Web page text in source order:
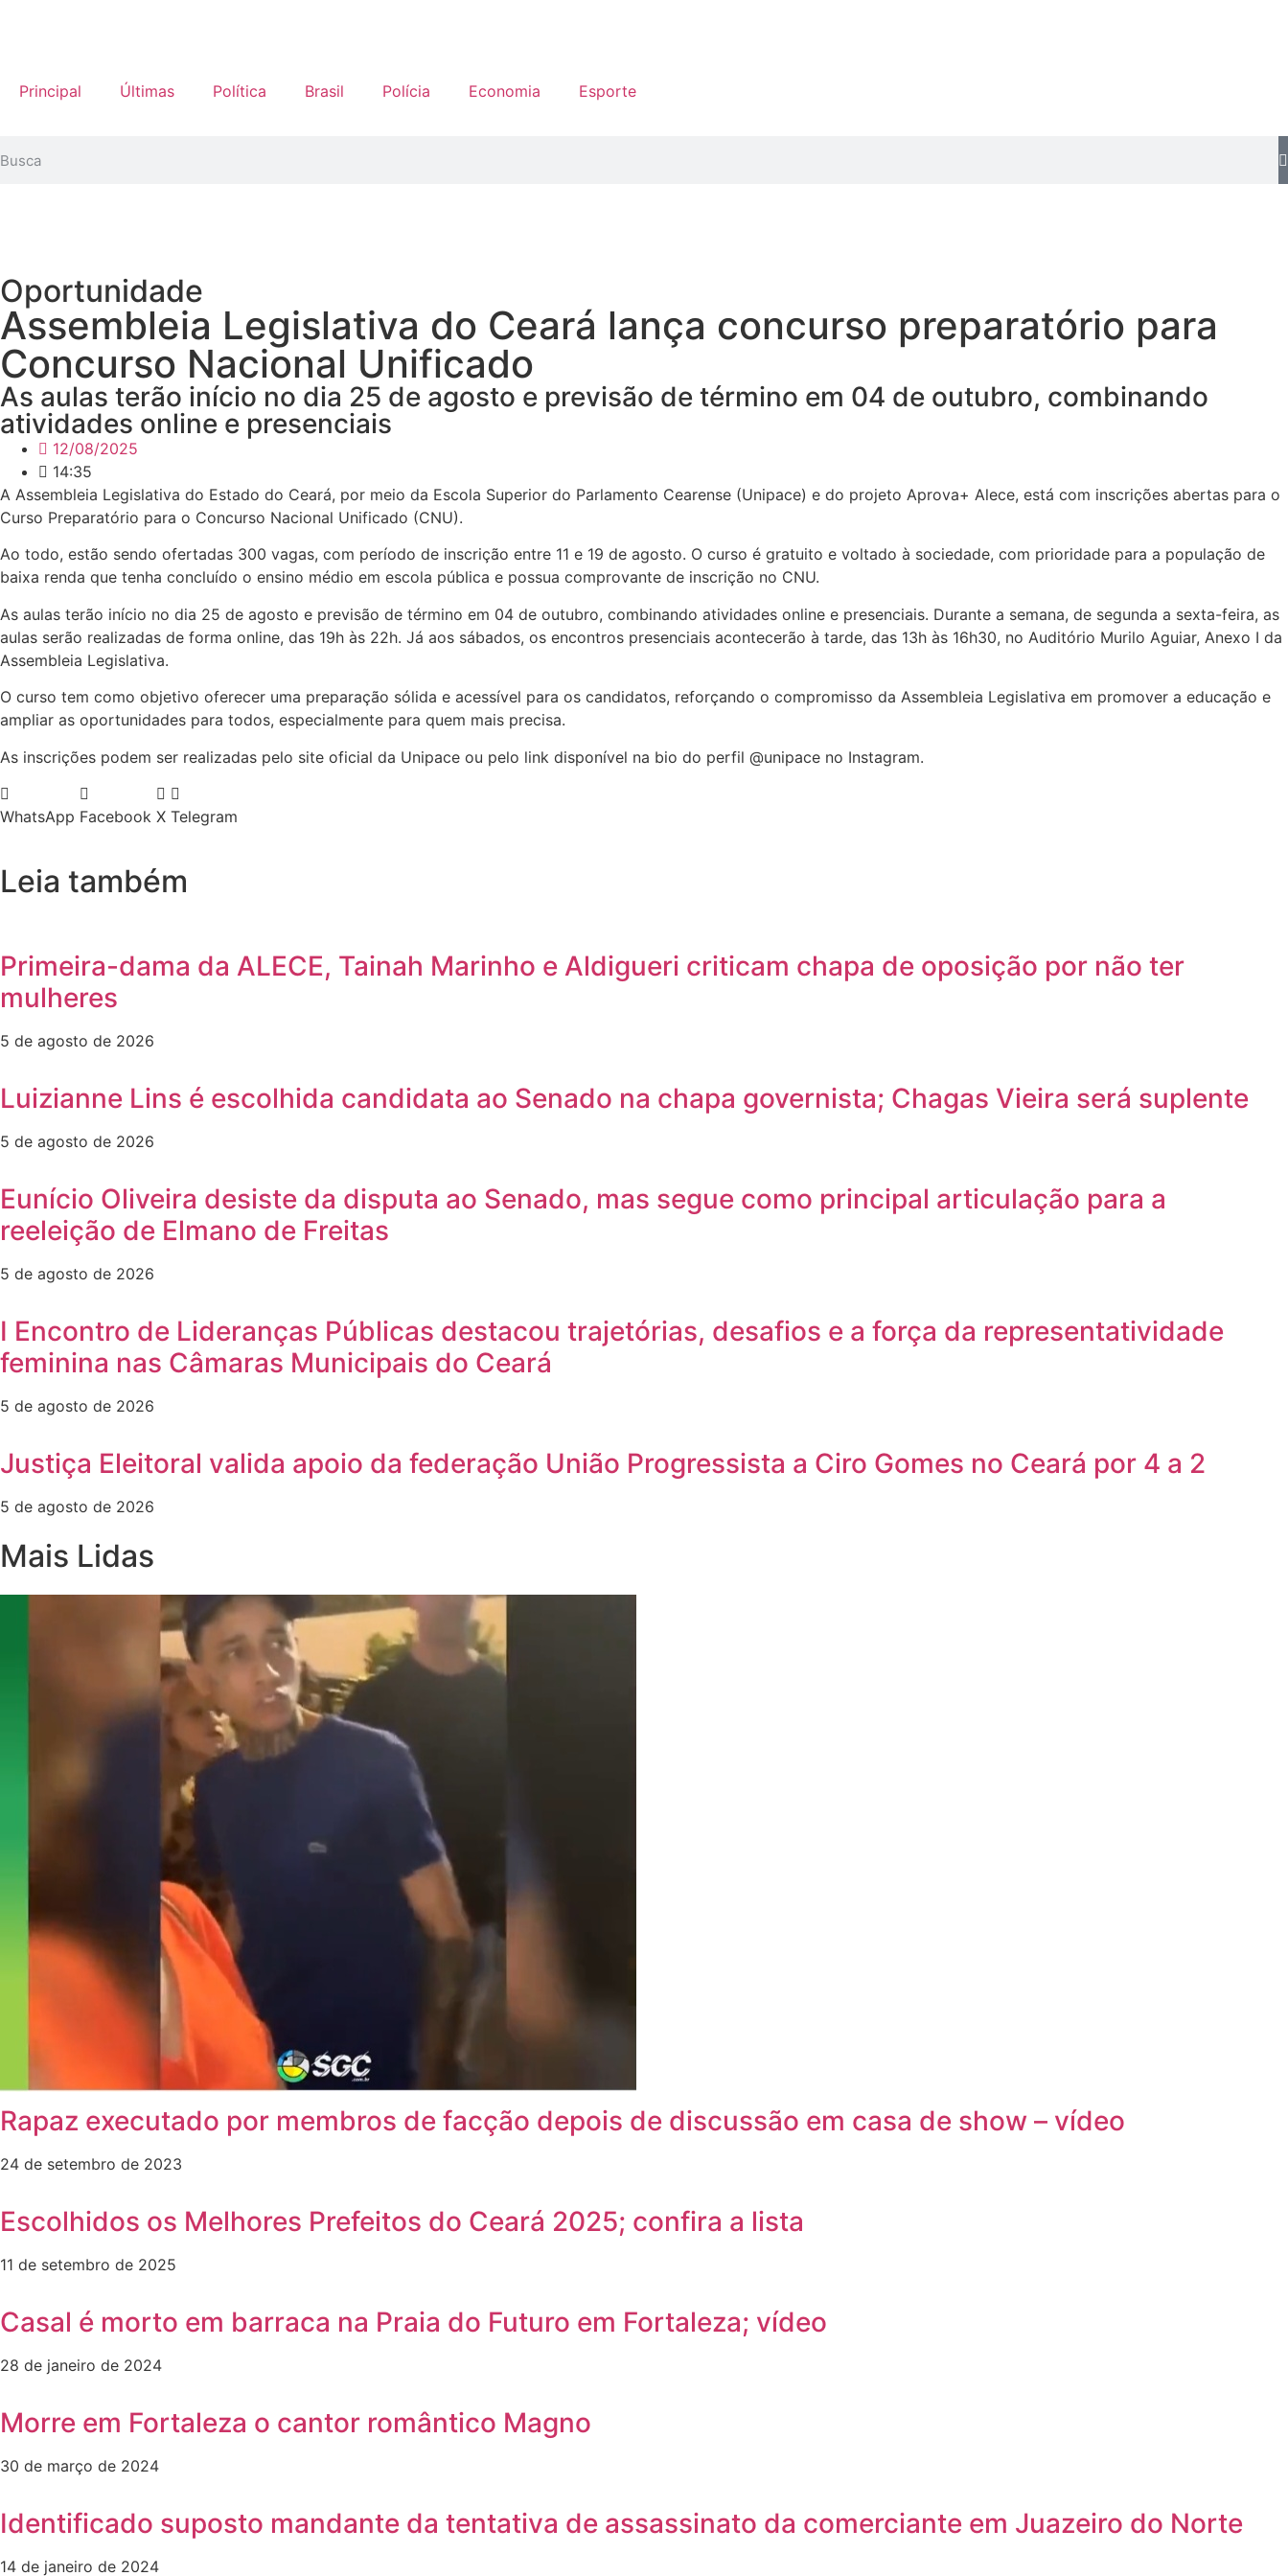
Principal Últimas Política Brasil Polícia Economia Esporte
Oportunidade
Assembleia Legislativa do Ceará lança concurso preparatório para
Concurso Nacional Unificado
As aulas terão início no dia 25 de agosto e previsão de término em 04 de outubro, combinando
atividades online e presenciais
12/08/2025
14:35
A Assembleia Legislativa do Estado do Ceará, por meio da Escola Superior do Parlamento Cearense (Unipace) e do projeto Aprova+ Alece, está com inscrições abertas para o
Curso Preparatório para o Concurso Nacional Unificado (CNU).
Ao todo, estão sendo ofertadas 300 vagas, com período de inscrição entre 11 e 19 de agosto. O curso é gratuito e voltado à sociedade, com prioridade para a população de
baixa renda que tenha concluído o ensino médio em escola pública e possua comprovante de inscrição no CNU.
As aulas terão início no dia 25 de agosto e previsão de término em 04 de outubro, combinando atividades online e presenciais. Durante a semana, de segunda a sexta-feira, as
aulas serão realizadas de forma online, das 19h às 22h. Já aos sábados, os encontros presenciais acontecerão à tarde, das 13h às 16h30, no Auditório Murilo Aguiar, Anexo I da
Assembleia Legislativa.
O curso tem como objetivo oferecer uma preparação sólida e acessível para os candidatos, reforçando o compromisso da Assembleia Legislativa em promover a educação e
ampliar as oportunidades para todos, especialmente para quem mais precisa.
As inscrições podem ser realizadas pelo site oficial da Unipace ou pelo link disponível na bio do perfil @unipace no Instagram.
WhatsApp Facebook X Telegram
Leia também
Primeira-dama da ALECE, Tainah Marinho e Aldigueri criticam chapa de oposição por não ter
mulheres
5 de agosto de 2026
Luizianne Lins é escolhida candidata ao Senado na chapa governista; Chagas Vieira será suplente
5 de agosto de 2026
Eunício Oliveira desiste da disputa ao Senado, mas segue como principal articulação para a
reeleição de Elmano de Freitas
5 de agosto de 2026
I Encontro de Lideranças Públicas destacou trajetórias, desafios e a força da representatividade
feminina nas Câmaras Municipais do Ceará
5 de agosto de 2026
Justiça Eleitoral valida apoio da federação União Progressista a Ciro Gomes no Ceará por 4 a 2
5 de agosto de 2026
Mais Lidas
Rapaz executado por membros de facção depois de discussão em casa de show – vídeo
24 de setembro de 2023
Escolhidos os Melhores Prefeitos do Ceará 2025; confira a lista
11 de setembro de 2025
Casal é morto em barraca na Praia do Futuro em Fortaleza; vídeo
28 de janeiro de 2024
Morre em Fortaleza o cantor romântico Magno
30 de março de 2024
Identificado suposto mandante da tentativa de assassinato da comerciante em Juazeiro do Norte
14 de janeiro de 2024